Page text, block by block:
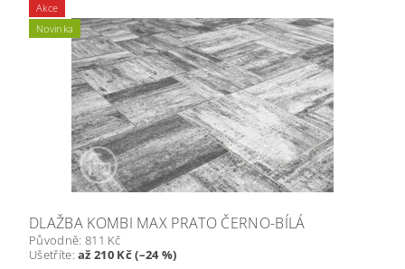
Akce
Novinka
DLAŽBA KOMBI MAX PRATO ČERNO-BÍLÁ
Původně: 811 Kč
Ušetříte:až 210 Kč (–24 %)